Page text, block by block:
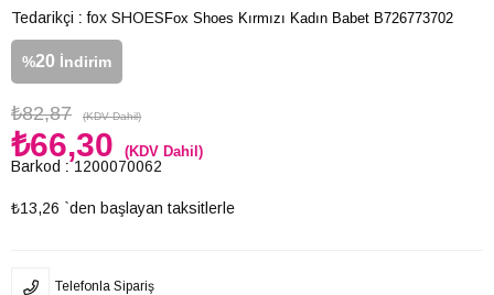
Tedarikçi : fox SHOES
%20 İndirim
₺82,87 (KDV Dahil)
₺66,30 (KDV Dahil)
Barkod : 1200070062
₺13,26 `den başlayan taksitlerle
Fox Shoes Kırmızı Kadın Babet B726773702
Telefonla Sipariş